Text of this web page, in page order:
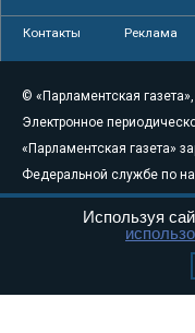
Контакты Реклама
© «Парламентская газета»,
Электронное
«Парламентская газета»
Федеральной службе по
связи, информационных
массовых коммуникаций
Свидетельство о
Используя